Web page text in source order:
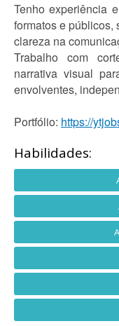
Tenho experiência
formatos e públicos,
clareza na
Trabalho com
narrativa visual
envolventes,
Portfólio: https://
Habilidades: